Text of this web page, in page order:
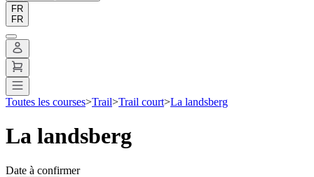
FR
FR
Toutes les courses>Trail>Trail court>La landsberg
La landsberg
Date à confirmer